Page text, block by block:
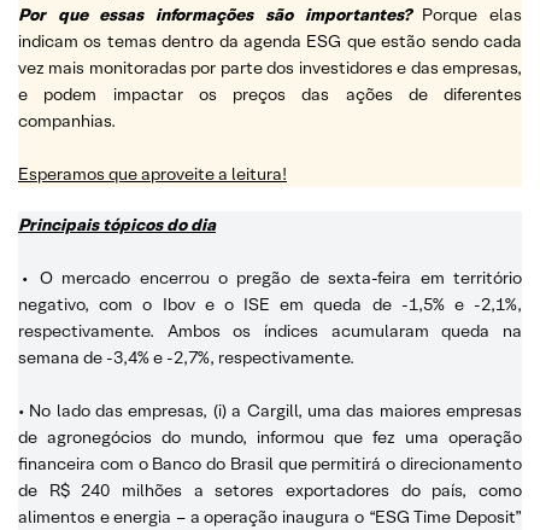
Por que essas informações são importantes? Porque elas
indicam os temas dentro da agenda ESG que estão sendo cada
vez mais monitoradas por parte dos investidores e das empresas,
e podem impactar os preços das ações de diferentes
companhias.
Esperamos que aproveite a leitura!
Principais tópicos do dia
• O mercado encerrou o pregão de sexta-feira em território
negativo, com o Ibov e o ISE em queda de -1,5% e -2,1%,
respectivamente. Ambos os índices acumularam queda na
semana de -3,4% e -2,7%, respectivamente.
• No lado das empresas, (i) a Cargill, uma das maiores empresas
de agronegócios do mundo, informou que fez uma operação
financeira com o Banco do Brasil que permitirá o direcionamento
de R$ 240 milhões a setores exportadores do país, como
alimentos e energia – a operação inaugura o “ESG Time Deposit”